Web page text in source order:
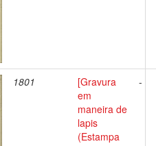
1801
[Gravura
em
maneira de
lapis
(Estampa
-